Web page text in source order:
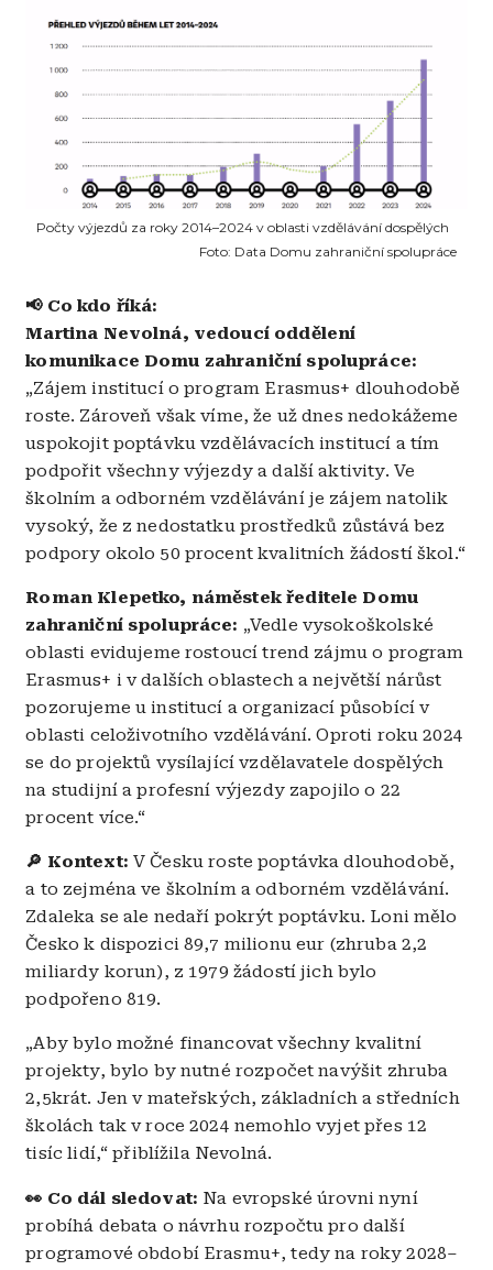
Počty výjezdů za roky 2014–2024 v oblasti vzdělávání dospělých
Foto: Data Domu zahraniční spolupráce
📢 Co kdo říká:
Martina Nevolná, vedoucí oddělení
komunikace Domu zahraniční spolupráce:
„Zájem institucí o program Erasmus+ dlouhodobě
roste. Zároveň však víme, že už dnes nedokážeme
uspokojit poptávku vzdělávacích institucí a tím
podpořit všechny výjezdy a další aktivity. Ve
školním a odborném vzdělávání je zájem natolik
vysoký, že z nedostatku prostředků zůstává bez
podpory okolo 50 procent kvalitních žádostí škol.“
Roman Klepetko, náměstek ředitele Domu
zahraniční spolupráce: „Vedle vysokoškolské
oblasti evidujeme rostoucí trend zájmu o program
Erasmus+ i v dalších oblastech a největší nárůst
pozorujeme u institucí a organizací působící v
oblasti celoživotního vzdělávání. Oproti roku 2024
se do projektů vysílající vzdělavatele dospělých
na studijní a profesní výjezdy zapojilo o 22
procent více.“
🔎 Kontext: V Česku roste poptávka dlouhodobě,
a to zejména ve školním a odborném vzdělávání.
Zdaleka se ale nedaří pokrýt poptávku. Loni mělo
Česko k dispozici 89,7 milionu eur (zhruba 2,2
miliardy korun), z 1979 žádostí jich bylo
podpořeno 819.
„Aby bylo možné financovat všechny kvalitní
projekty, bylo by nutné rozpočet navýšit zhruba
2,5krát. Jen v mateřských, základních a středních
školách tak v roce 2024 nemohlo vyjet přes 12
tisíc lidí,“ přiblížila Nevolná.
👀 Co dál sledovat: Na evropské úrovni nyní
probíhá debata o návrhu rozpočtu pro další
programové období Erasmu+, tedy na roky 2028–